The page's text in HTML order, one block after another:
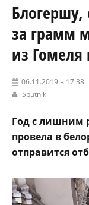
Блогершу,
за грамм
из
06.11.2019 в 17:38
Sputnik
Год с лишним
провела в
отправится